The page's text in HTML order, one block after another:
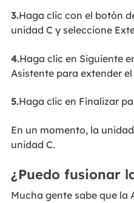
3.Haga clic con el botón
unidad C y seleccione
4.Haga clic en Siguiente
Asistente para extender
5.Haga clic en Finalizar
En un momento, la
unidad C.
¿Puedo fusionar
Mucha gente sabe que la